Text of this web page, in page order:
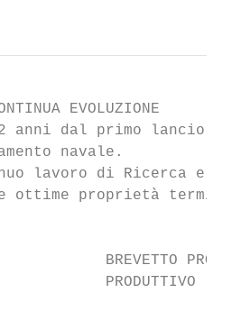
EVOLUZIONE
anni dal primo lancio
navale.
lavoro di Ricerca e
ottime proprietà
BREVETTO
PRODUTTIVO